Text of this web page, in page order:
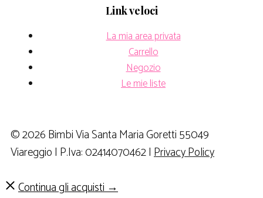
Link veloci
La mia area privata
Carrello
Negozio
Le mie liste
© 2026 Bimbi Via Santa Maria Goretti 55049
Viareggio | P.Iva: 02414070462 |Privacy Policy
Continua gli acquisti →